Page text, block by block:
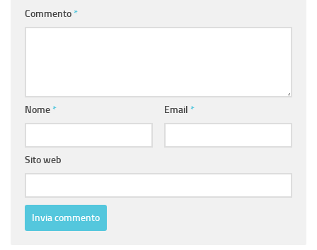
Commento *
Nome * Email *
Sito web